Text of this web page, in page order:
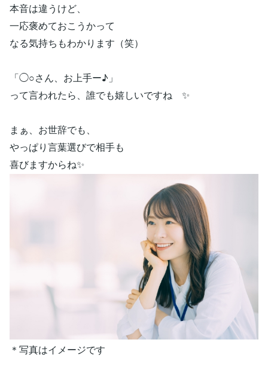
本音は違うけど、
一応褒めておこうかって
なる気持ちもわかります（笑）
「◯○さん、お上手ー♪」
って言われたら、誰でも嬉しいですね ✨
まぁ、お世辞でも、
やっぱり言葉選びで相手も
喜びますからね✨
＊写真はイメージです